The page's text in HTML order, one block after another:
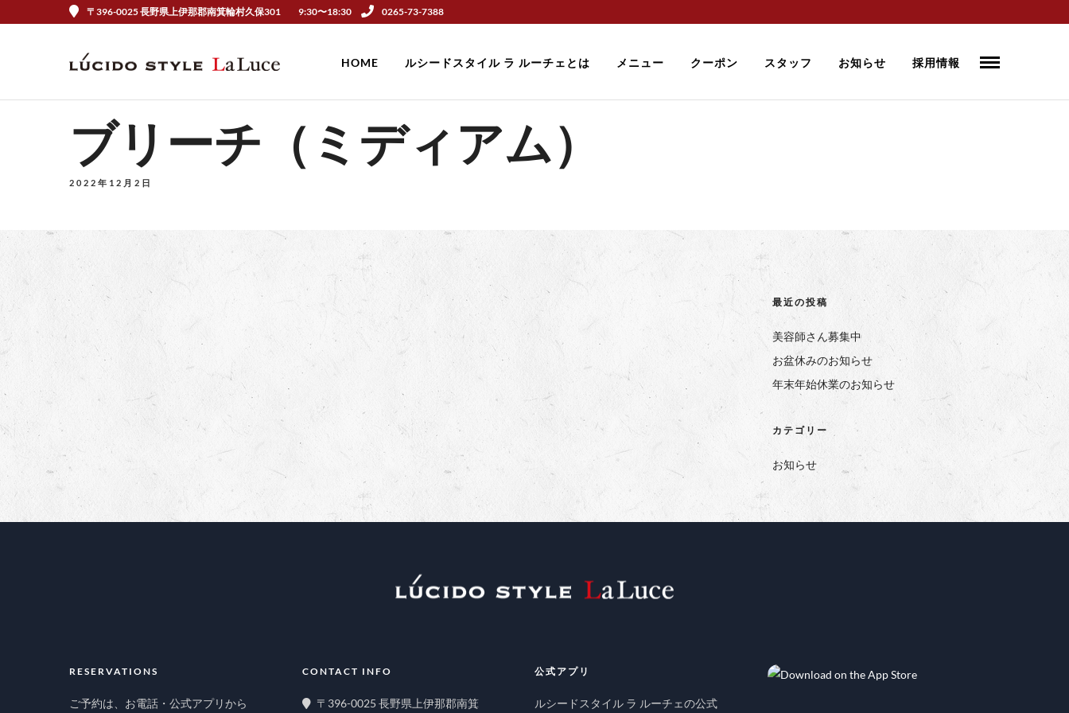
〒396-0025 長野県上伊那郡南箕輪村久保301 9:30〜18:30 0265-73-7388
HOME ルシードスタイル ラ ルーチェとは メニュー クーポン スタッフ お知らせ 採用情報
ブリーチ（ミディアム）
2022年12月2日
最近の投稿
美容師さん募集中
お盆休みのお知らせ
年末年始休業のお知らせ
カテゴリー
お知らせ
RESERVATIONS
ご予約は、お電話・公式アプリから
CONTACT INFO
〒396-0025 長野県上伊那郡南箕
公式アプリ
ルシードスタイル ラ ルーチェの公式